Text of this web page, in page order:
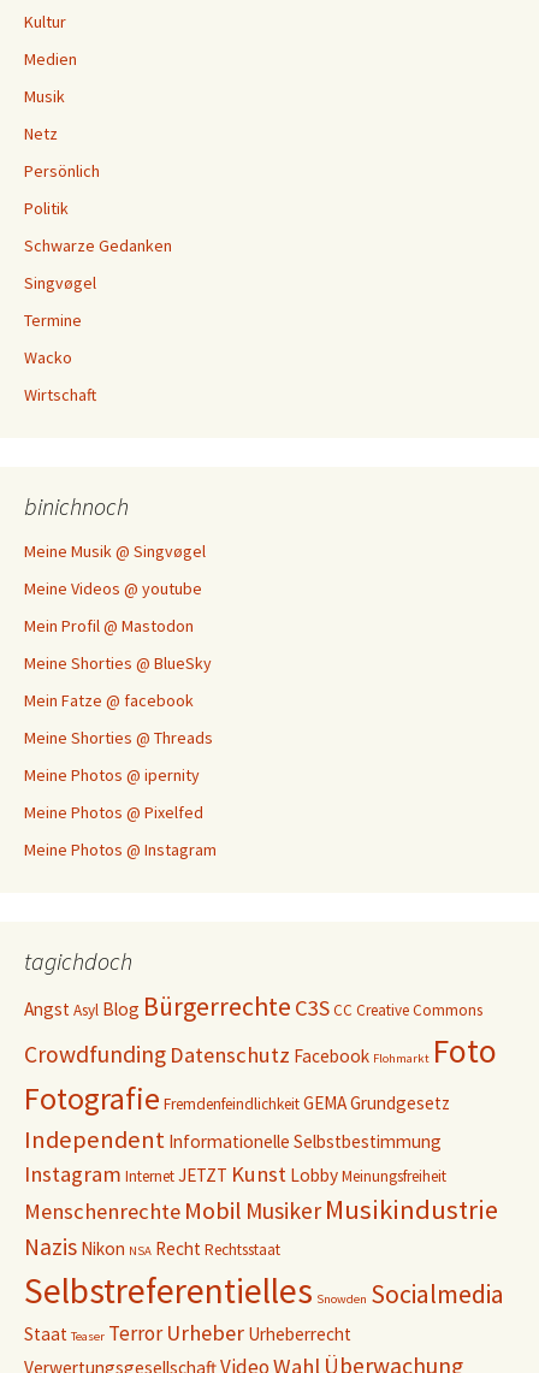
Kultur
Medien
Musik
Netz
Persönlich
Politik
Schwarze Gedanken
Singvøgel
Termine
Wacko
Wirtschaft
binichnoch
Meine Musik @ Singvøgel
Meine Videos @ youtube
Mein Profil @ Mastodon
Meine Shorties @ BlueSky
Mein Fatze @ facebook
Meine Shorties @ Threads
Meine Photos @ ipernity
Meine Photos @ Pixelfed
Meine Photos @ Instagram
tagichdoch
AngstAsyl Blog Bürgerrechte C3SCC Creative Commons
Crowdfunding Datenschutz Facebook Flohmarkt Foto
Fotografie FremdenfeindlichkeitGEMAGrundgesetz
Independent Informationelle Selbstbestimmung
Instagram InternetJETZT Kunst LobbyMeinungsfreiheit
Menschenrechte Mobil Musiker Musikindustrie
Nazis Nikon NSA RechtRechtsstaat
Selbstreferentielles Snowden Socialmedia
Staat Teaser Terror Urheber Urheberrecht
VerwertungsgesellschaftVideoWahl Überwachung